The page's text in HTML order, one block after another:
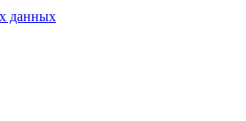
данных